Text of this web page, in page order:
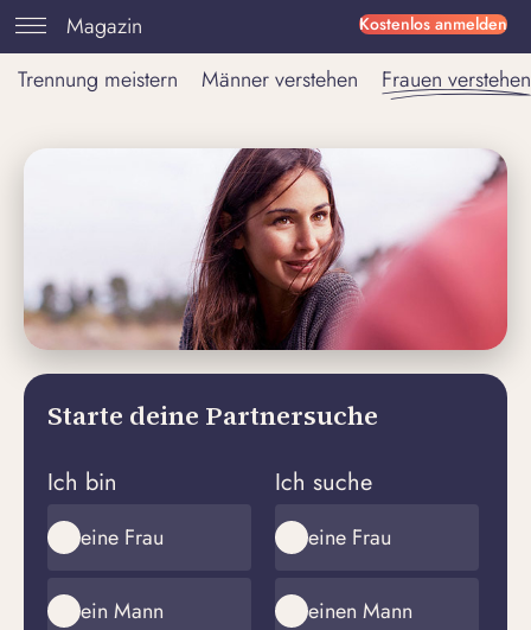
Kostenlos anmelden
Magazin
Trennung meistern
Männer verstehen Frauen verstehen
Starte deine Partnersuche
Ich bin
eine Frau
ein Mann
Ich suche
eine Frau
einen Mann